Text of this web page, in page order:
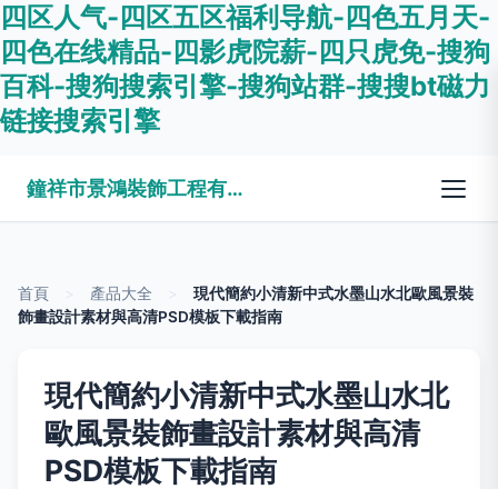
四区人气-四区五区福利导航-四色五月天-
四色在线精品-四影虎院薪-四只虎免-搜狗
百科-搜狗搜索引擎-搜狗站群-搜搜bt磁力
链接搜索引擎
鐘祥市景鴻裝飾工程有限公司
首頁 產品大全
現代簡約小清新中式水墨山水北歐風景裝
飾畫設計素材與高清PSD模板下載指南
現代簡約小清新中式水墨山水北
歐風景裝飾畫設計素材與高清
PSD模板下載指南